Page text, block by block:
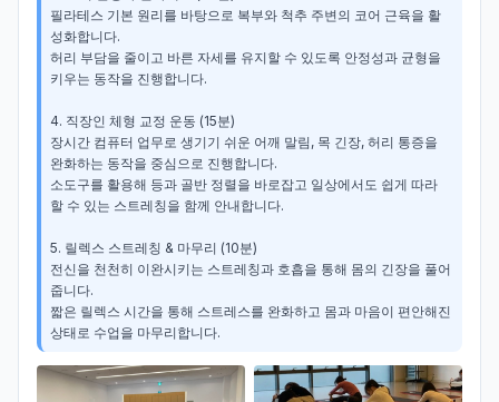
필라테스 기본 원리를 바탕으로 복부와 척추 주변의 코어 근육을 활
성화합니다.
허리 부담을 줄이고 바른 자세를 유지할 수 있도록 안정성과 균형을
키우는 동작을 진행합니다.
4. 직장인 체형 교정 운동 (15분)
장시간 컴퓨터 업무로 생기기 쉬운 어깨 말림, 목 긴장, 허리 통증을
완화하는 동작을 중심으로 진행합니다.
소도구를 활용해 등과 골반 정렬을 바로잡고 일상에서도 쉽게 따라
할 수 있는 스트레칭을 함께 안내합니다.
5. 릴렉스 스트레칭 & 마무리 (10분)
전신을 천천히 이완시키는 스트레칭과 호흡을 통해 몸의 긴장을 풀어
줍니다.
짧은 릴렉스 시간을 통해 스트레스를 완화하고 몸과 마음이 편안해진
상태로 수업을 마무리합니다.